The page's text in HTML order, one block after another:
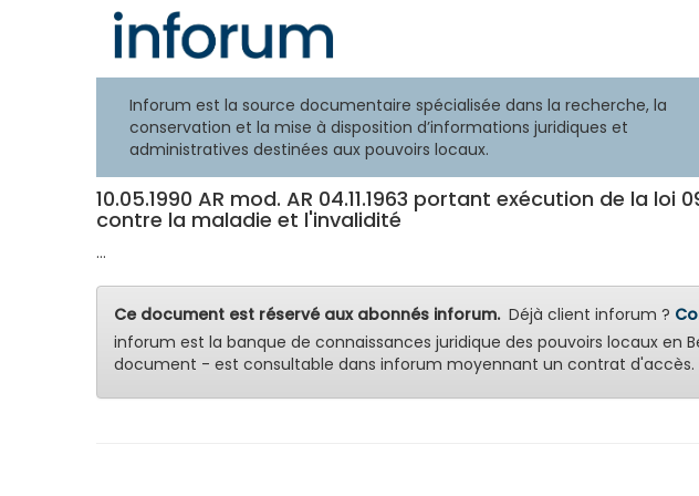
Inforum est la source documentaire spécialisée dans la recherche, la
conservation et la mise à disposition d’informations juridiques et
administratives destinées aux pouvoirs locaux.
10.05.1990 AR mod. AR 04.11.1963 portant exécution de la
contre la maladie et l'invalidité
...
Ce document est réservé aux abonnés inforum.Déjà client inforum ?
inforum est la banque de connaissances juridique des pouvoirs locaux
document - est consultable dans inforum moyennant un contrat d'accès.